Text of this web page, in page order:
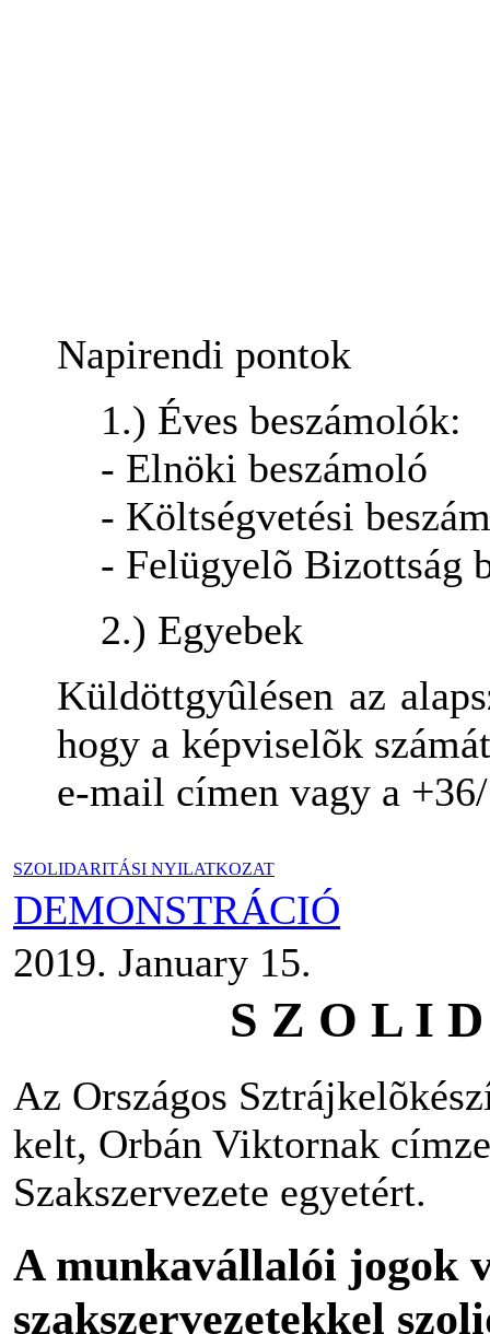
Napirendi pontok
1.) Éves beszámolók:
- Elnöki beszámoló
- Költségvetési
- Felügyelõ Bizottság
2.) Egyebek
Küldöttgyûlésen az
hogy a képviselõk
e-mail címen vagy a
SZOLIDARITÁSI NYILATKOZAT
DEMONSTRÁCIÓ
2019. January 15.
S Z O L I
Az Országos
kelt, Orbán Viktornak
Szakszervezete egyetért.
A munkavállalói jogok
szakszervezetekkel